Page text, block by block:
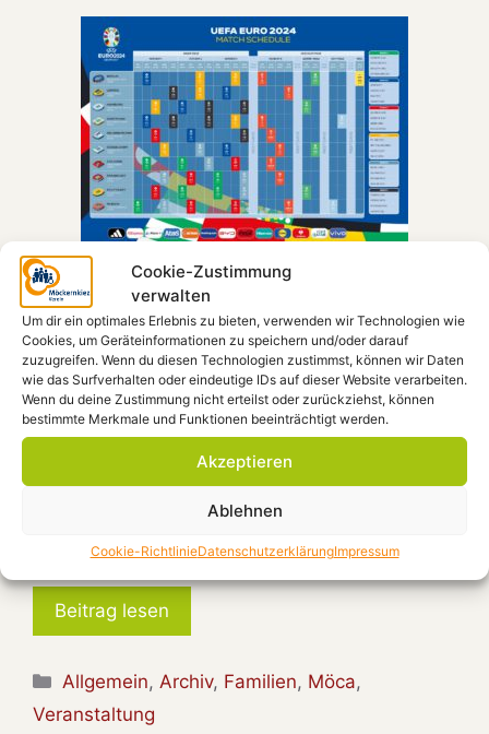
Cookie-Zustimmung
verwalten
Um dir ein optimales Erlebnis zu bieten, verwenden wir Technologien wie
Cookies, um Geräteinformationen zu speichern und/oder darauf
zuzugreifen. Wenn du diesen Technologien zustimmst, können wir Daten
wie das Surfverhalten oder eindeutige IDs auf dieser Website verarbeiten.
Wenn du deine Zustimmung nicht erteilst oder zurückziehst, können
bestimmte Merkmale und Funktionen beeinträchtigt werden.
Akzeptieren
Ablehnen
Cookie-RichtlinieDatenschutzerklärungImpressum
Vom 14. Juni bis zum 14. Juli findet die UEFA
Fußball Europameisterschaft 2024 in
Deutschland statt. Der dreimalige
Europameister Deutschland ist Gastgeber der
UEFA EURO 2024. Mindestens die
Deutschland-Spiele werden öffentlich im MöCa
gezeigt. Das Public Viewing beginnt 30 Minuten
vor Anpfiff, die meisten Spiele beginnen um 21
Uhr. Wenn weitere interessante Spiele gezeigt
werden …
Beitrag lesen
Kategorien
Allgemein, Archiv, Familien, Möca,
Veranstaltung